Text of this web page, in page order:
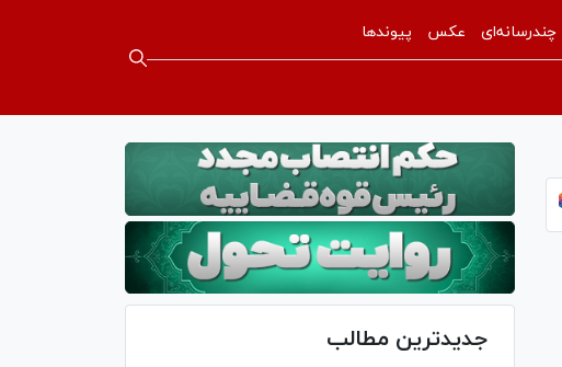
چندرسانه‌ای عکس پیوندها
جدیدترین مطالب